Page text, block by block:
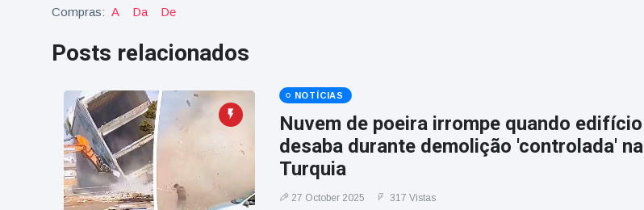
de um carro em
Compras: A Da De
Posts relacionados
NOTÍCIAS
Nuvem de poeira irrompe quando edifício
desaba durante demolição 'controlada' na
Turquia
27 October 2025 317 Vistas